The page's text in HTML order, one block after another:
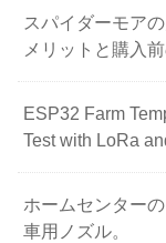
スパイダーモア
メリットと購入
ESP32 Farm
Test with LoRa
ホームセンター
車用ノズル。